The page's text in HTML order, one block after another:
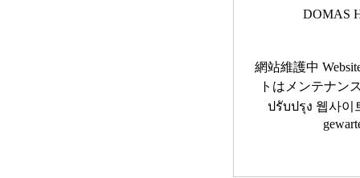
DOMAS
網站維護中
トはメンテナン
ปรับปรุง 웹사이